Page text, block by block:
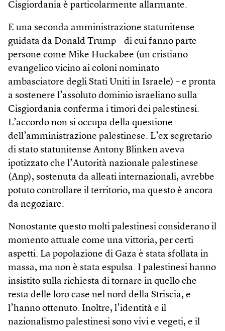
Cisgiordania è particolarmente allarmante.
E una seconda amministrazione statunitense
guidata da Donald Trump – di cui fanno parte
persone come Mike Huckabee (un cristiano
evangelico vicino ai coloni nominato
ambasciatore degli Stati Uniti in Israele) – e pronta
a sostenere l’assoluto dominio israeliano sulla
Cisgiordania conferma i timori dei palestinesi.
L’accordo non si occupa della questione
dell’amministrazione palestinese. L’ex segretario
di stato statunitense Antony Blinken aveva
ipotizzato che l’Autorità nazionale palestinese
(Anp), sostenuta da alleati internazionali, avrebbe
potuto controllare il territorio, ma questo è ancora
da negoziare.
Nonostante questo molti palestinesi considerano il
momento attuale come una vittoria, per certi
aspetti. La popolazione di Gaza è stata sfollata in
massa, ma non è stata espulsa. I palestinesi hanno
insistito sulla richiesta di tornare in quello che
resta delle loro case nel nord della Striscia, e
l’hanno ottenuto. Inoltre, l’identità e il
nazionalismo palestinesi sono vivi e vegeti, e il